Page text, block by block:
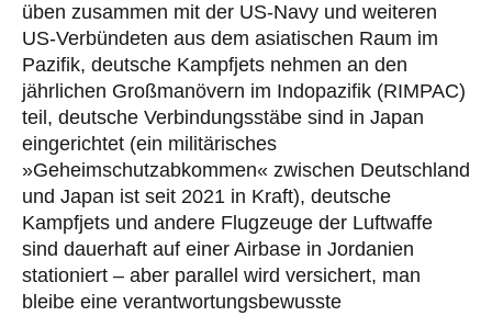
üben zusammen mit der US-Navy und weiteren
US-Verbündeten aus dem asiatischen Raum im
Pazifik, deutsche Kampfjets nehmen an den
jährlichen Großmanövern im Indopazifik (RIMPAC)
teil, deutsche Verbindungsstäbe sind in Japan
eingerichtet (ein militärisches
»Geheimschutzabkommen« zwischen Deutschland
und Japan ist seit 2021 in Kraft), deutsche
Kampfjets und andere Flugzeuge der Luftwaffe
sind dauerhaft auf einer Airbase in Jordanien
stationiert – aber parallel wird versichert, man
bleibe eine verantwortungsbewusste